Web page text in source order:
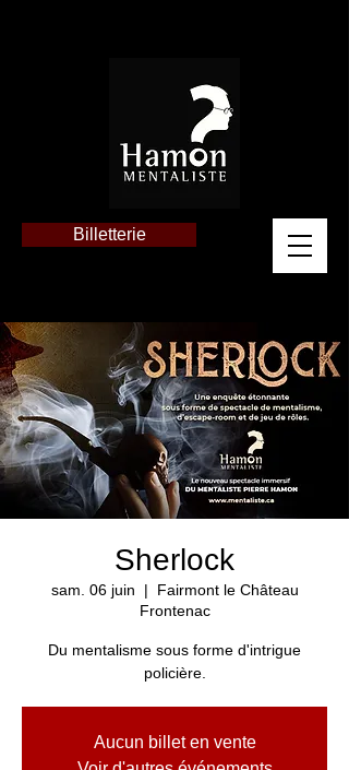
Billetterie
Sherlock
sam. 06 juin
  |
Fairmont le Château
Frontenac
Du mentalisme sous forme d'intrigue
policière.
Aucun billet en vente